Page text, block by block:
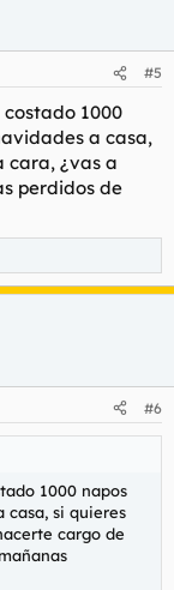
#5
1000
a casa,
cara, ¿vas a
perdidos de
#6
1000 napos
casa, si quieres
cargo de